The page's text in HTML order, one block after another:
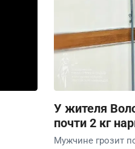
У жителя
почти 2 кг
Мужчине грозит